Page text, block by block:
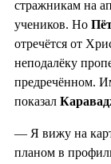
стражникам на
учеников. Но
отречётся от
неподалёку
предречённом.
показал
— Я вижу на
планом в